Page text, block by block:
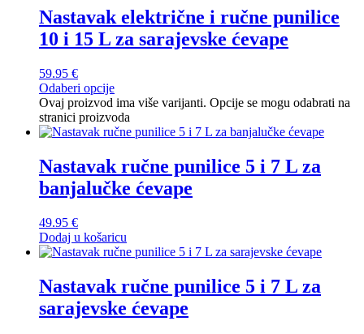
Nastavak električne i ručne punilice
10 i 15 L za sarajevske ćevape
59.95 €
Odaberi opcije
Ovaj proizvod ima više varijanti. Opcije se mogu odabrati na
stranici proizvoda
Nastavak ručne punilice 5 i 7 L za
banjalučke ćevape
49.95 €
Dodaj u košaricu
Nastavak ručne punilice 5 i 7 L za
sarajevske ćevape